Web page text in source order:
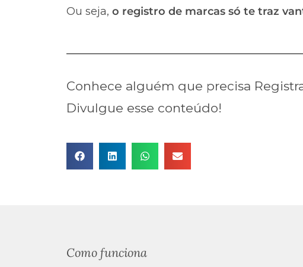
Ou seja, o registro de marcas só te traz
Conhece alguém que precisa
Divulgue esse conteúdo!
Como funciona